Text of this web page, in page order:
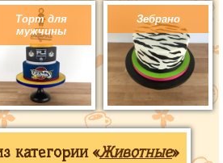
Торт для
мужчины
Зебрано
категории «Животные»